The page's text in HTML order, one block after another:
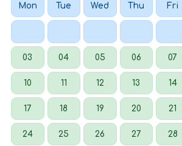
Mon Tue Wed Thu Fri
03 04 05 06 07
10 11 12 13 14
17 18 19 20 21
24 25 26 27 28